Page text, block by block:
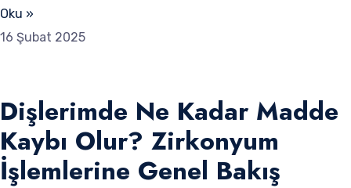
Oku »
16 Şubat 2025
Dişlerimde Ne Kadar Madde
Kaybı Olur? Zirkonyum
İşlemlerine Genel Bakış